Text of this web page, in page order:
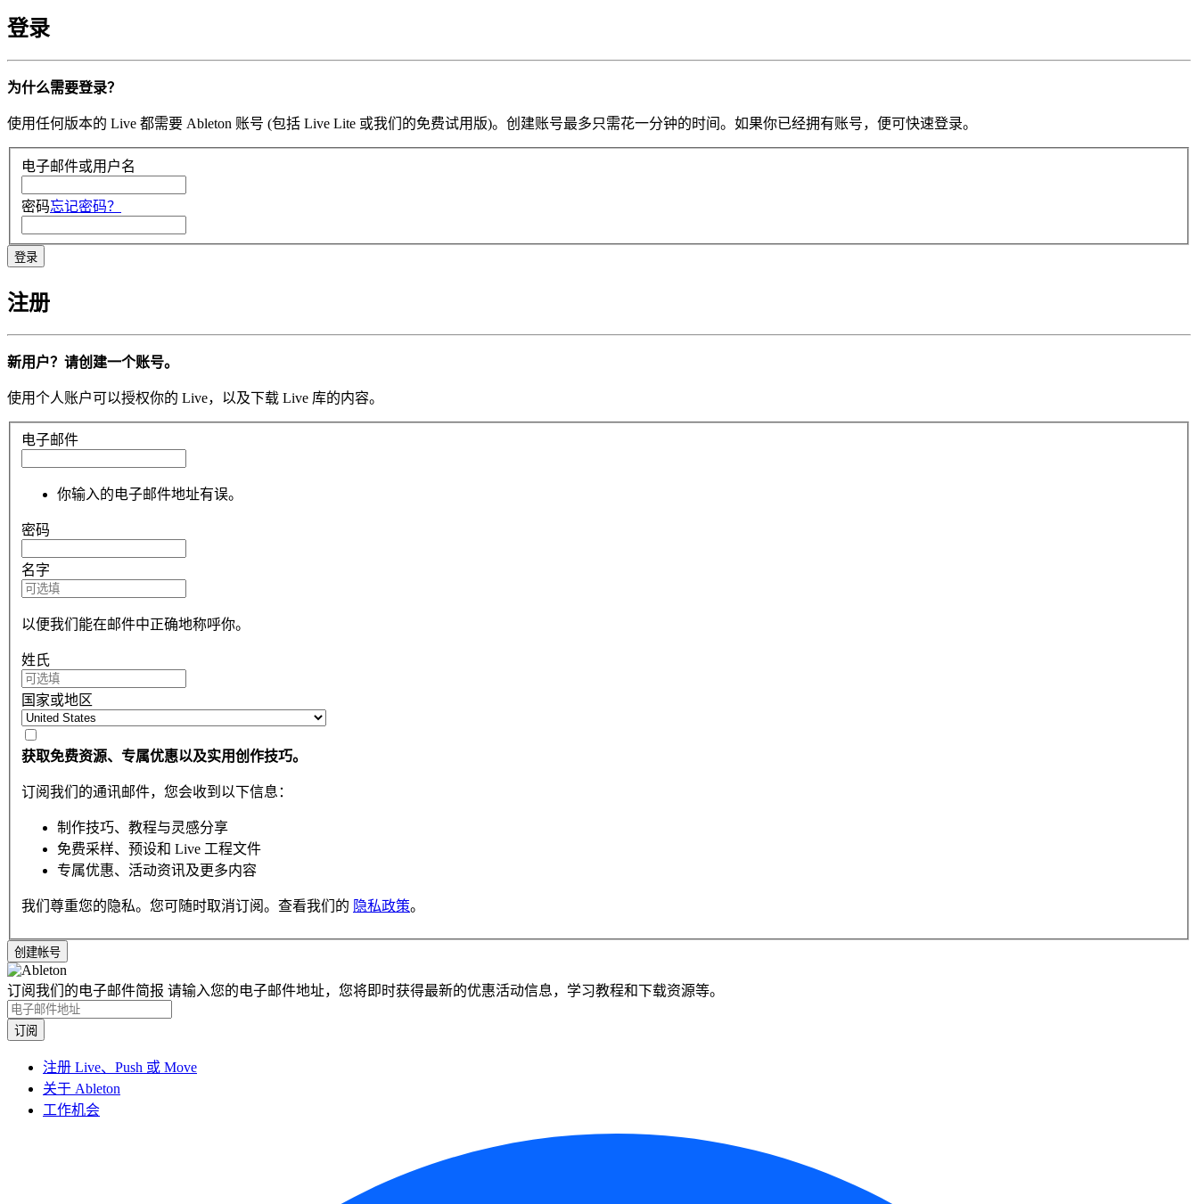
登录
为什么需要登录？
使用任何版本的 Live 都需要 Ableton 账号 (包括 Live Lite 或我们的免费试用版)。创建账号最多只需花一分钟的时间。如果你已经拥有账号，便可快速登录。
电子邮件或用户名
密码忘记密码？
注册
新用户？请创建一个账号。
使用个人账户可以授权你的 Live，以及下载 Live 库的内容。
电子邮件
你输入的电子邮件地址有误。
密码
名字
以便我们能在邮件中正确地称呼你。
姓氏
国家或地区
获取免费资源、专属优惠以及实用创作技巧。
订阅我们的通讯邮件，您会收到以下信息：
制作技巧、教程与灵感分享
免费采样、预设和 Live 工程文件
专属优惠、活动资讯及更多内容
我们尊重您的隐私。您可随时取消订阅。查看我们的 隐私政策。
订阅我们的电子邮件简报 请输入您的电子邮件地址，您将即时获得最新的优惠活动信息，学习教程和下载资源等。
注册 Live、Push 或 Move
关于 Ableton
工作机会